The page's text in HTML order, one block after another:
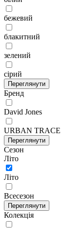
бежевий
блакитний
зелений
сірий
Переглянути
Бренд
David Jones
URBAN TRACE
Переглянути
Сезон
Літо
Літо
Всесезон
Переглянути
Колекція